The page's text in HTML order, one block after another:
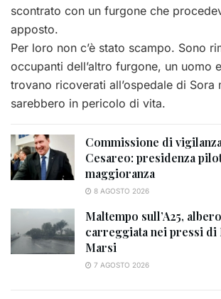
scontrato con un furgone che
apposto.
Per loro non c’è stato scampo. Sono
occupanti dell’altro furgone, un uomo
trovano ricoverati all’ospedale di Sora
sarebbero in pericolo di vita.
Commissione di
Cesareo: presidenza
maggioranza
8 AGOSTO 2026
Maltempo sull’A25,
carreggiata nei pressi di
Marsi
7 AGOSTO 2026